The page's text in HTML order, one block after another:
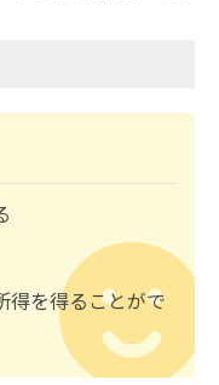
得を得ることがで